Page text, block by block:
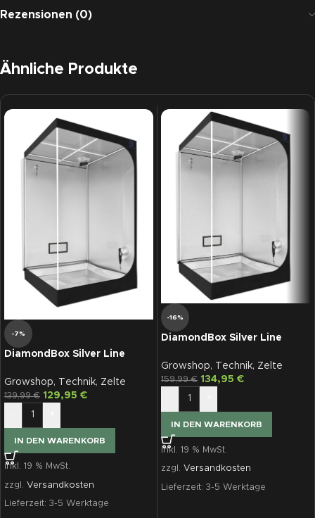
Rezensionen (0)
Ähnliche Produkte
-7%
DiamondBox Silver Line
Growshop, Technik, Zelte
139,99€ 129,95 €
IN DEN WARENKORB
inkl. 19 % MwSt.
zzgl. Versandkosten
Lieferzeit: 3-5 Werktage
-16%
DiamondBox Silver Line
Growshop, Technik, Zelte
159,99€ 134,95 €
IN DEN WARENKORB
inkl. 19 % MwSt.
zzgl. Versandkosten
Lieferzeit: 3-5 Werktage